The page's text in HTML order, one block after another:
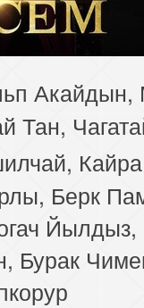
Акайдын,
Тан,
Кайра
Берк
Йылдыз,
Бурак